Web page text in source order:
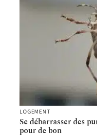
LOGEMENT
Se débarrasser des
pour de bon